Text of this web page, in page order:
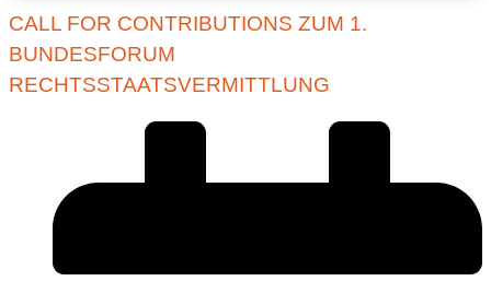
CALL FOR CONTRIBUTIONS ZUM 1.
BUNDESFORUM
RECHTSSTAATSVERMITTLUNG